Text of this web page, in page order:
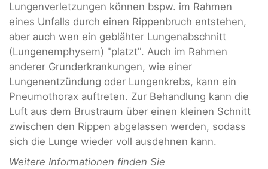
Lungenverletzungen können bspw. im Rahmen
eines Unfalls durch einen Rippenbruch entstehen,
aber auch wen ein geblähter Lungenabschnitt
(Lungenemphysem) "platzt". Auch im Rahmen
anderer Grunderkrankungen, wie einer
Lungenentzündung oder Lungenkrebs, kann ein
Pneumothorax auftreten. Zur Behandlung kann die
Luft aus dem Brustraum über einen kleinen Schnitt
zwischen den Rippen abgelassen werden, sodass
sich die Lunge wieder voll ausdehnen kann.
Weitere Informationen finden Sie